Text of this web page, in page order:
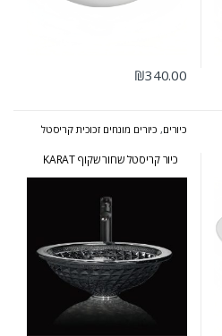
₪340.00
כיורים, כיורים מונחים זכוכית קריסטל
כיור קריסטל שחור שקוף KARAT